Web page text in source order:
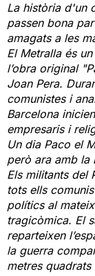
La història d'un
passen bona
amagats a les
El Metralla és
l’obra original
Joan Pera.
comunistes i
Barcelona
empresaris i
Un dia Paco el
però ara amb la
Els militants del
tots ells
polítics al
tragicòmica. El
reparteixen
la guerra
metres